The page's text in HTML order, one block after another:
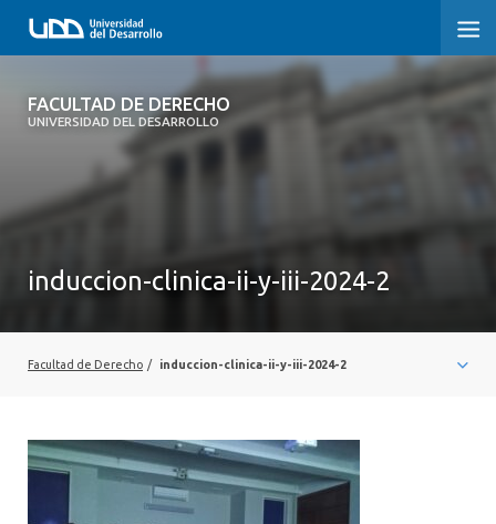
FACULTAD DE DERECHO
UNIVERSIDAD DEL DESARROLLO
FACULTAD DE DERECHO
SOBRE LA FACULTAD
VINCULACIÓN CON EL MEDIO
induccion-clinica-ii-y-iii-2024-2
Facultad de Derecho / induccion-clinica-ii-y-iii-2024-2